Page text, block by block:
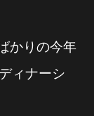
かりの今年
ィナーシ